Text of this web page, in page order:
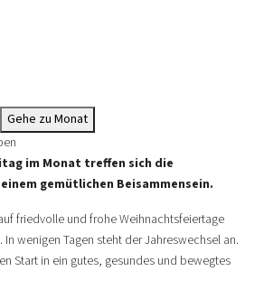
Gehe zu Monat
im Monat treffen sich die
gemütlichen Beisammensein.
friedvolle und frohe Weihnachtsfeiertage
wenigen Tagen steht der Jahreswechsel an.
Start in ein gutes, gesundes und bewegtes